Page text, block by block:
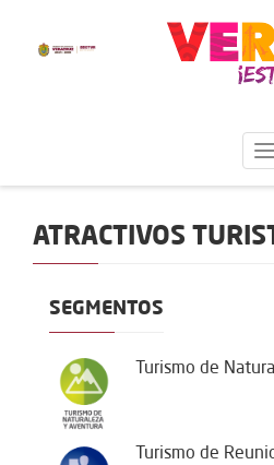
ATRACTIVOS
SEGMENTOS
Turismo de
Turismo de